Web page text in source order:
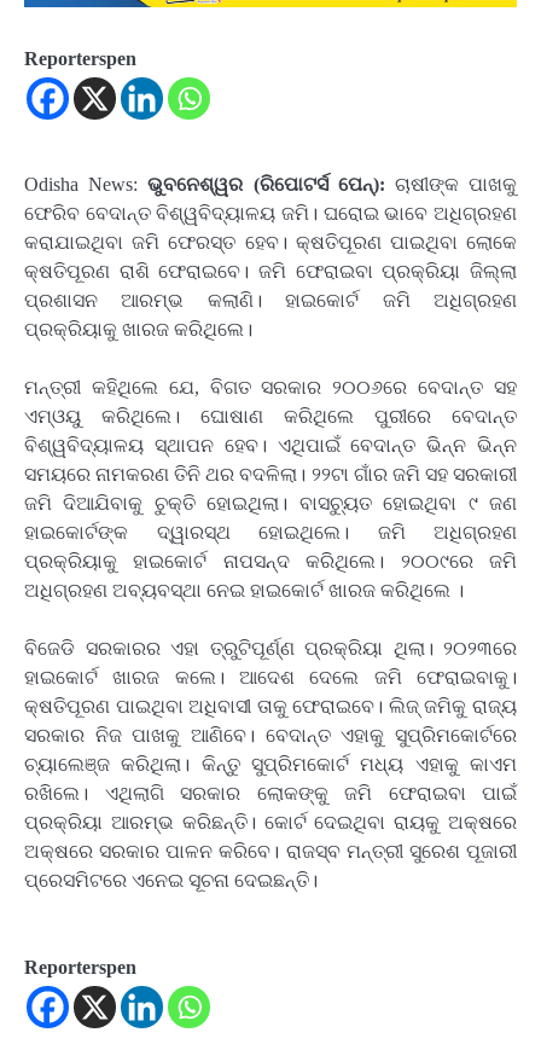
Reporterspen
Odisha News:ଭୁବନେଶ୍ୱର (ରିପୋଟର୍ସ ପେନ୍‌): ଚାଷୀଙ୍କ ପାଖକୁ
ଫେରିବ ବେଦାନ୍ତ ବିଶ୍ୱବିଦ୍ୟାଳୟ ଜମି। ଘରୋଇ ଭାବେ ଅଧିଗ୍ରହଣ
କରାଯାଇଥିବା ଜମି ଫେରସ୍ତ ହେବ। କ୍ଷତିପୂରଣ ପାଇଥିବା ଲୋକେ
କ୍ଷତିପୂରଣ ରାଶି ଫେରାଇବେ। ଜମି ଫେରାଇବା ପ୍ରକ୍ରିୟା ଜିଲ୍ଲା
ପ୍ରଶାସନ ଆରମ୍ଭ କଲାଣି। ହାଇକୋର୍ଟ ଜମି ଅଧିଗ୍ରହଣ
ପ୍ରକ୍ରିୟାକୁ ଖାରଜ କରିଥିଲେ।
ମନ୍ତ୍ରୀ କହିଥିଲେ ଯେ, ବିଗତ ସରକାର ୨୦୦୬ରେ ବେଦାନ୍ତ ସହ
ଏମ୍‌ଓୟୁ କରିଥିଲେ। ଘୋଷାଣ କରିଥିଲେ ପୁରୀରେ ବେଦାନ୍ତ
ବିଶ୍ୱବିଦ୍ୟାଳୟ ସ୍ଥାପନ ହେବ। ଏଥିପାଇଁ ବେଦାନ୍ତ ଭିନ୍ନ ଭିନ୍ନ
ସମୟରେ ନାମକରଣ ତିନି ଥର ବଦଳିଲା। ୨୨ଟା ଗାଁର ଜମି ସହ ସରକାରୀ
ଜମି ଦିଆଯିବାକୁ ଚୁକ୍ତି ହୋଇଥିଲା। ବାସଚ୍ୟୁତ ହୋଇଥିବା ୯ ଜଣ
ହାଇକୋର୍ଟଙ୍କ ଦ୍ୱାରସ୍ଥ ହୋଇଥିଲେ। ଜମି ଅଧିଗ୍ରହଣ
ପ୍ରକ୍ରିୟାକୁ ହାଇକୋର୍ଟ ନାପସନ୍ଦ କରିଥିଲେ। ୨୦୦୯ରେ ଜମି
ଅଧିଗ୍ରହଣ ଅବ୍ୟବସ୍ଥା ନେଇ ହାଇକୋର୍ଟ ଖାରଜ କରିଥିଲେ ।
ବିଜେଡି ସରକାରର ଏହା ତ୍ରୁଟିପୂର୍ଣ୍ଣ ପ୍ରକ୍ରିୟା ଥିଲା। ୨୦୨୩ରେ
ହାଇକୋର୍ଟ ଖାରଜ କଲେ। ଆଦେଶ ଦେଲେ ଜମି ଫେରାଇବାକୁ।
କ୍ଷତିପୂରଣ ପାଇଥିବା ଅଧିବାସୀ ତାକୁ ଫେରାଇବେ। ଲିଜ୍ ଜମିକୁ ରାଜ୍ୟ
ସରକାର ନିଜ ପାଖକୁ ଆଣିବେ। ବେଦାନ୍ତ ଏହାକୁ ସୁପ୍ରିମକୋର୍ଟରେ
ଚ୍ୟାଲେଞ୍ଜ କରିଥିଲା। କିନ୍ତୁ ସୁପ୍ରିମକୋର୍ଟ ମଧ୍ୟ ଏହାକୁ କାଏମ
ରଖିଲେ। ଏଥିଲାଗି ସରକାର ଲୋକଙ୍କୁ ଜମି ଫେରାଇବା ପାଇଁ
ପ୍ରକ୍ରିୟା ଆରମ୍ଭ କରିଛନ୍ତି। କୋର୍ଟ ଦେଇଥିବା ରାୟକୁ ଅକ୍ଷରେ
ଅକ୍ଷରେ ସରକାର ପାଳନ କରିବେ। ରାଜସ୍ବ ମନ୍ତ୍ରୀ ସୁରେଶ ପୂଜାରୀ
ପ୍ରେସମିଟରେ ଏନେଇ ସୂଚନା ଦେଇଛନ୍ତି।
Reporterspen